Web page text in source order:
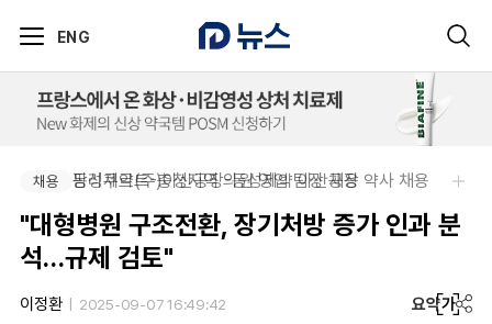
ENG
채용 팜리쿠르트-충청지역 의원 영업 팀장 채용
채용 동성제약(주)아산공장-동성제약 아산공장 약사 채용
"대형병원 구조전환, 장기처방 증가 인과 분
석…규제 검토"
이정환 2025-09-07 16:49:42 요약가